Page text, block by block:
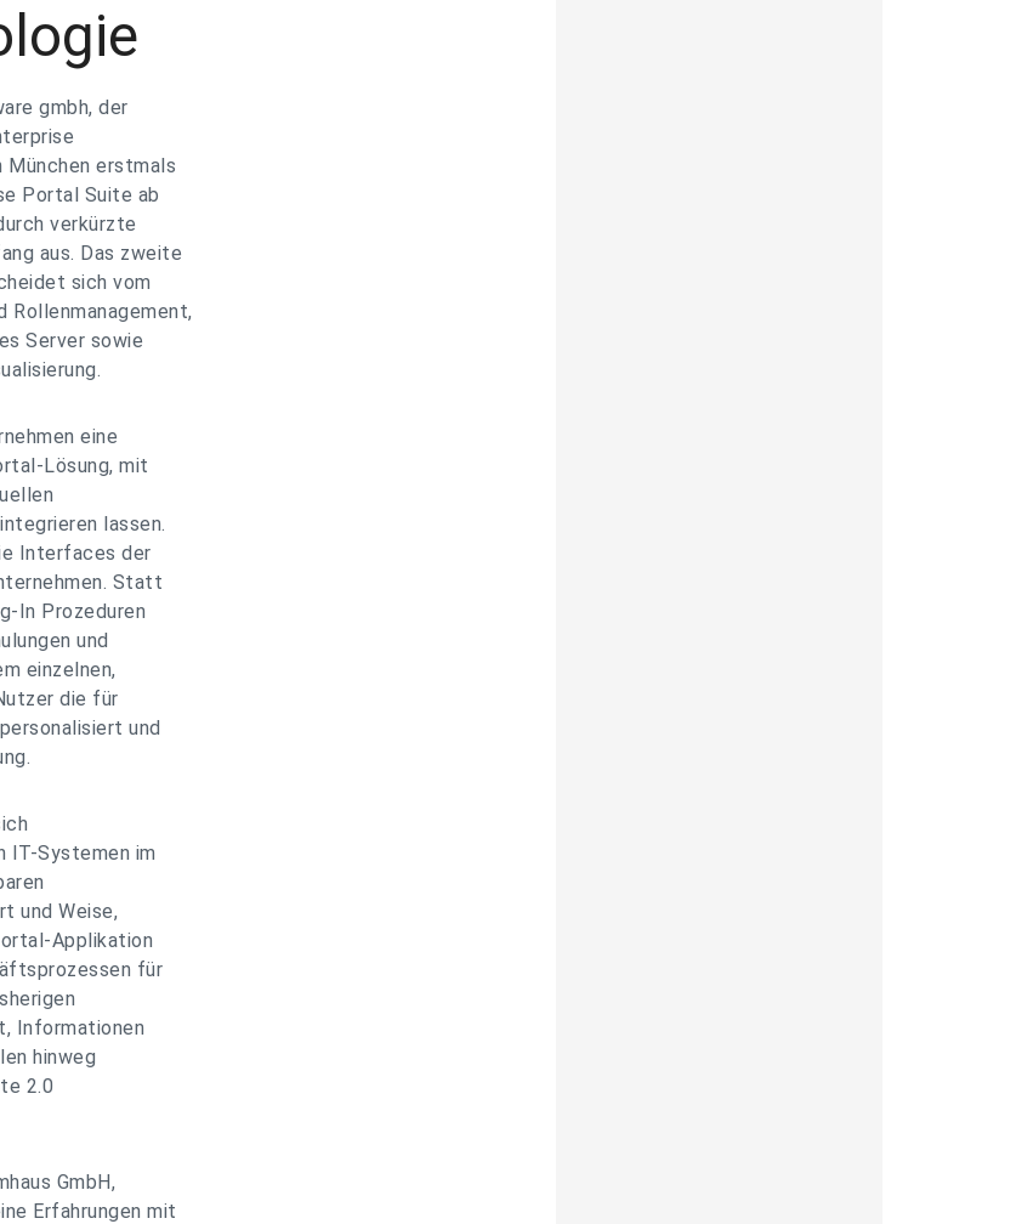
gmbh, der
erstmals
Portal Suite ab
verkürzte
aus. Das zweite
sich vom
Rollenmanagement,
Server sowie
eine
Lösung, mit
lassen.
Interfaces der
Statt
In Prozeduren
und
einzelnen,
die für
und
IT-Systemen im
und Weise,
Applikation
für
Informationen
hinweg
2.0
GmbH,
Erfahrungen mit